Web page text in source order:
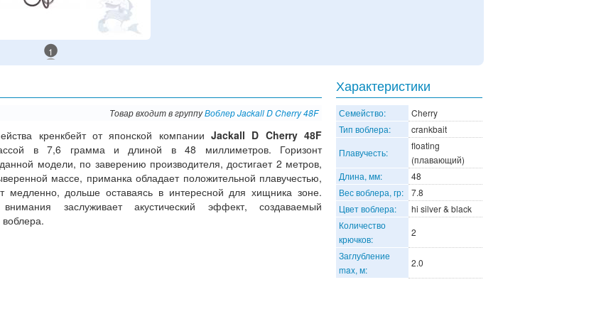
1
Товар входит в группуВоблер Jackall D Cherry 48F
кренкбейт от японской компании Jackall D Cherry 48F
в 7,6 грамма и длиной в 48 миллиметров. Горизонт
модели, по заверению производителя, достигает 2 метров,
массе, приманка обладает положительной плавучестью,
медленно, дольше оставаясь в интересной для хищника зоне.
внимания заслуживает акустический эффект, создаваемый
Характеристики
Семейство:
Cherry
Тип воблера:
crankbait
Плавучесть:
floating
(плавающий)
Длина, мм:
48
Вес воблера, гр:
7.8
Цвет воблера:
hi silver & black
Количество
крючков:
2
Заглубление
max, м:
2.0